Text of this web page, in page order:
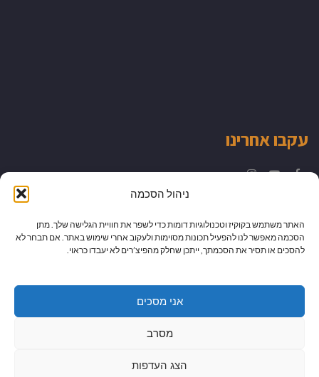
ניהול הסכמה
האתר משתמש בקוקיז וטכנולוגיות דומות כדי לשפר את חוויית הגלישה שלך. מתן
הסכמה מאפשר לנו להפעיל תכונות מסוימות ולעקוב אחרי שימוש באתר. אם תבחר לא
להסכים או תסיר את הסכמתך, ייתכן שחלק מהפיצ’רים לא יעבדו כראוי.
אני מסכים
מסרב
הצג העדפות
עקבו אחרינו